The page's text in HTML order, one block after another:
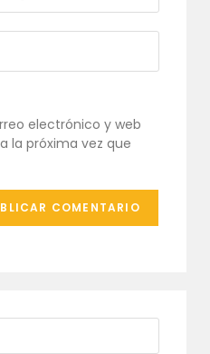
electrónico y web
la próxima vez que